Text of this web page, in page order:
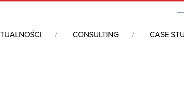
CONSULTING CASE